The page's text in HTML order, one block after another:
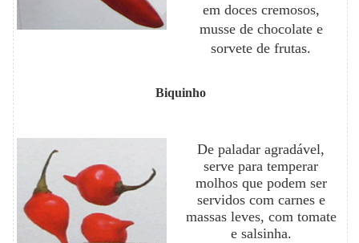
em doces cremosos,
musse de chocolate e
sorvete de frutas.
Biquinho
De paladar agradável,
serve para temperar
molhos que podem ser
servidos com carnes e
massas leves, com tomate
e salsinha.